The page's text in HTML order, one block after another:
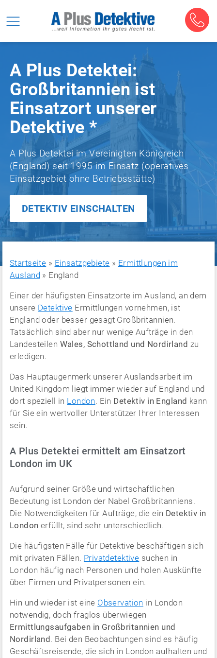
A Plus Detektei:
Großbritannien ist
Einsatzort unserer
Detektive *
A Plus Detektei im Vereinigten Königreich
(England) seit 1995 im Einsatz (operatives
Einsatzgebiet ohne Betriebsstätte)
DETEKTIV EINSCHALTEN
Startseite » Einsatzgebiete » Ermittlungen im
Ausland » England
Einer der häufigsten Einsatzorte im Ausland, an dem
unsere Detektive Ermittlungen vornehmen, ist
England oder besser gesagt Großbritannien.
Tatsächlich sind aber nur wenige Aufträge in den
Landesteilen Wales, Schottland und Nordirland zu
erledigen.
Das Hauptaugenmerk unserer Auslandsarbeit im
United Kingdom liegt immer wieder auf England und
dort speziell in London. Ein Detektiv in England kann
für Sie ein wertvoller Unterstützer Ihrer Interessen
sein.
A Plus Detektei ermittelt am Einsatzort
London im UK
Aufgrund seiner Größe und wirtschaftlichen
Bedeutung ist London der Nabel Großbritanniens.
Die Notwendigkeiten für Aufträge, die ein Detektiv in
London erfüllt, sind sehr unterschiedlich.
Die häufigsten Fälle für Detektive beschäftigen sich
mit privaten Fällen. Privatdetektive suchen in
London häufig nach Personen und holen Auskünfte
über Firmen und Privatpersonen ein.
Hin und wieder ist eine Observation in London
notwendig, doch fraglos überwiegen
Ermittlungsaufgaben in Großbritannien und
Nordirland . Bei den Beobachtungen sind es häufig
Geschäftsreisende, die sich in London aufhalten und